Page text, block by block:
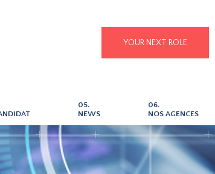
YOUR NEXT ROLE
05.
NEWS
06.
NOS AGENCES